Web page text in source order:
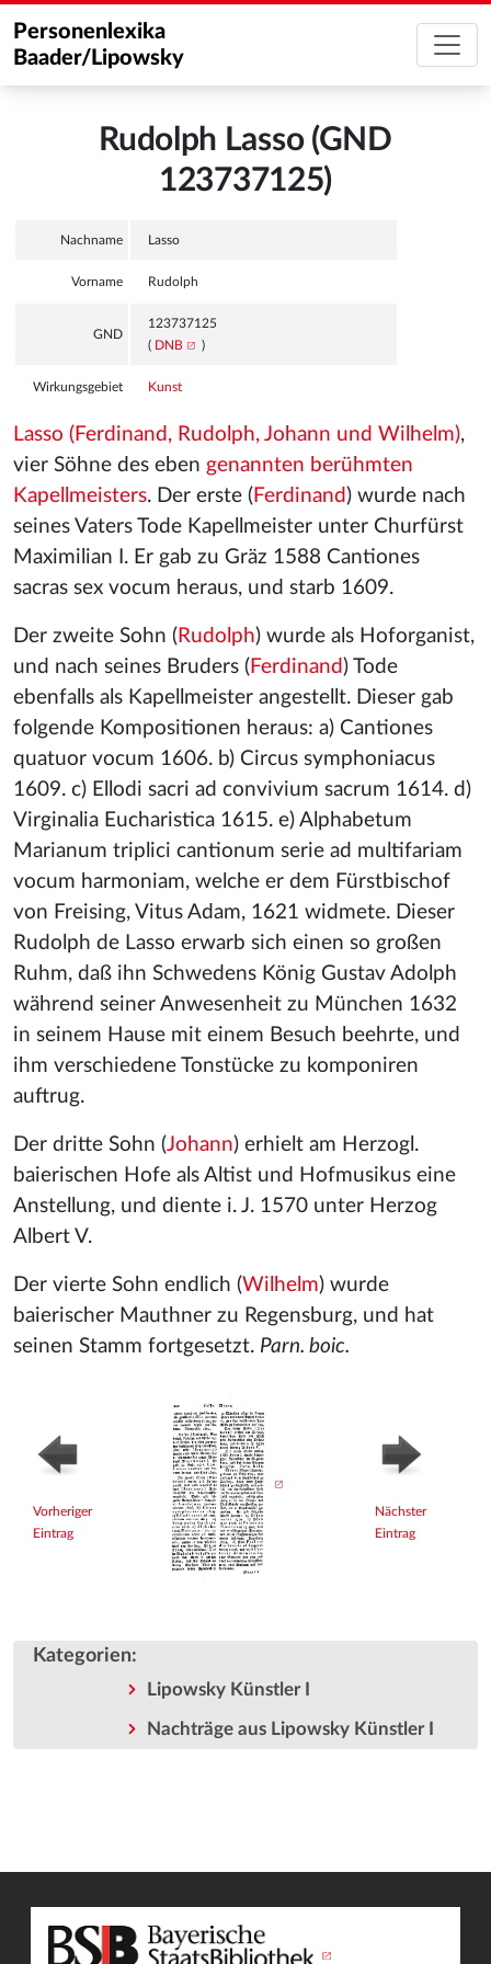
Personenlexika
Baader/Lipowsky
Rudolph Lasso (GND
123737125)
Nachname Lasso
Vorname Rudolph
GND
123737125
( DNB )
Wirkungsgebiet Kunst
Lasso (Ferdinand, Rudolph, Johann und Wilhelm),
vier Söhne des eben genannten berühmten
Kapellmeisters. Der erste ( Ferdinand ) wurde nach
seines Vaters Tode Kapellmeister unter Churfürst
Maximilian I. Er gab zu Gräz 1588 Cantiones
sacras sex vocum heraus, und starb 1609.
Der zweite Sohn ( Rudolph) wurde als Hoforganist,
und nach seines Bruders ( Ferdinand ) Tode
ebenfalls als Kapellmeister angestellt. Dieser gab
folgende Kompositionen heraus: a) Cantiones
quatuor vocum 1606. b) Circus symphoniacus
1609. c) Ellodi sacri ad convivium sacrum 1614. d)
Virginalia Eucharistica 1615. e) Alphabetum
Marianum triplici cantionum serie ad multifariam
vocum harmoniam, welche er dem Fürstbischof
von Freising, Vitus Adam, 1621 widmete. Dieser
Rudolph de Lasso erwarb sich einen so großen
Ruhm, daß ihn Schwedens König Gustav Adolph
während seiner Anwesenheit zu München 1632
in seinem Hause mit einem Besuch beehrte, und
ihm verschiedene Tonstücke zu komponiren
auftrug.
Der dritte Sohn (Johann) erhielt am Herzogl.
baierischen Hofe als Altist und Hofmusikus eine
Anstellung, und diente i. J. 1570 unter Herzog
Albert V.
Der vierte Sohn endlich (Wilhelm) wurde
baierischer Mauthner zu Regensburg, und hat
seinen Stamm fortgesetzt. Parn. boic.
Vorheriger
Eintrag
Nächster
Eintrag
Kategorien:
Lipowsky Künstler I
Nachträge aus Lipowsky Künstler I